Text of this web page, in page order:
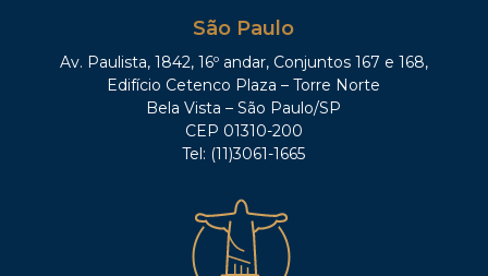
São Paulo
Av. Paulista, 1842, 16º andar, Conjuntos 167 e 168,
Edifício Cetenco Plaza – Torre Norte
Bela Vista – São Paulo/SP
CEP 01310-200
Tel: (11)3061-1665